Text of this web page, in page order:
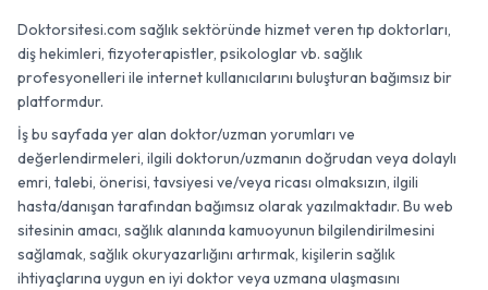
Doktorsitesi.com sağlık sektöründe hizmet veren tıp doktorları,
diş hekimleri, fizyoterapistler, psikologlar vb. sağlık
profesyonelleri ile internet kullanıcılarını buluşturan bağımsız bir
platformdur.
İş bu sayfada yer alan doktor/uzman yorumları ve
değerlendirmeleri, ilgili doktorun/uzmanın doğrudan veya dolaylı
emri, talebi, önerisi, tavsiyesi ve/veya ricası olmaksızın, ilgili
hasta/danışan tarafından bağımsız olarak yazılmaktadır. Bu web
sitesinin amacı, sağlık alanında kamuoyunun bilgilendirilmesini
sağlamak, sağlık okuryazarlığını artırmak, kişilerin sağlık
ihtiyaçlarına uygun en iyi doktor veya uzmana ulaşmasını